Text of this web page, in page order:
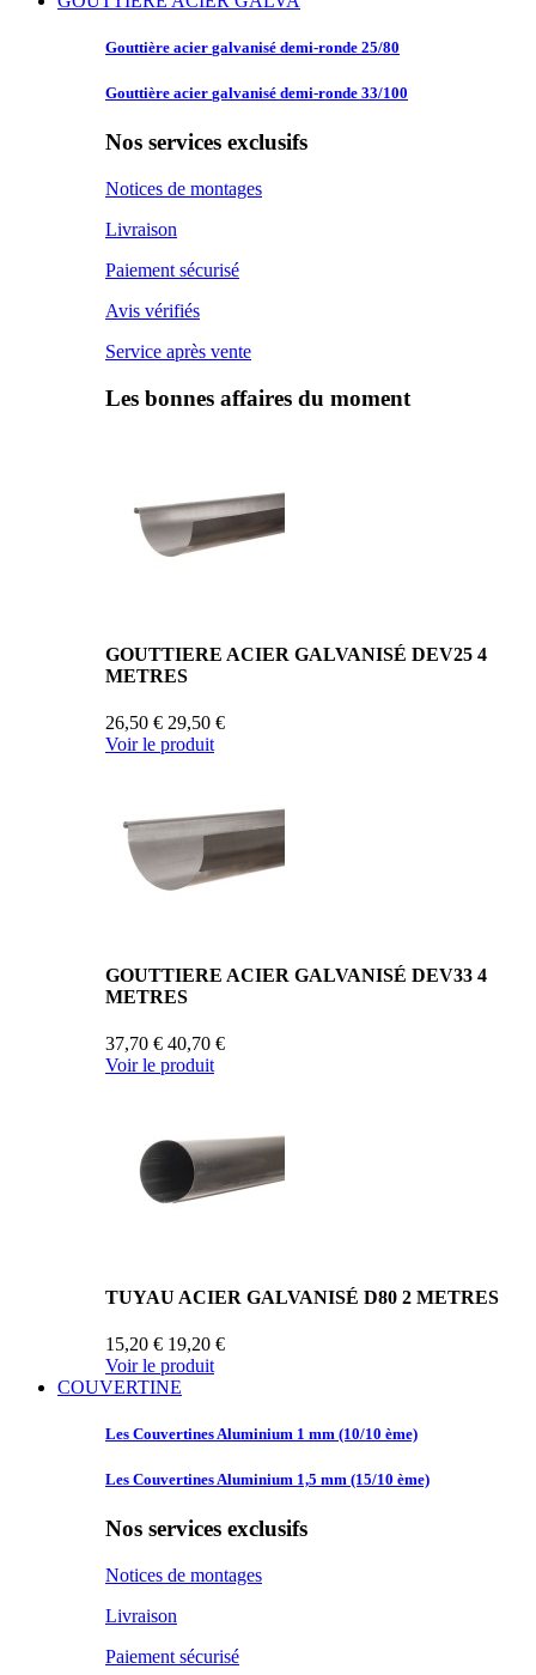
Gouttière acier galvanisé demi-ronde 25/80
Gouttière acier galvanisé demi-ronde 33/100
Nos services exclusifs
Notices de montages
Livraison
Paiement sécurisé
Avis vérifiés
Service après vente
Les bonnes affaires du moment
GOUTTIERE ACIER GALVANISÉ DEV25 4
METRES
26,50 € 29,50 €
Voir le produit
GOUTTIERE ACIER GALVANISÉ DEV33 4
METRES
37,70 € 40,70 €
Voir le produit
TUYAU ACIER GALVANISÉ D80 2 METRES
15,20 € 19,20 €
Voir le produit
COUVERTINE
Les CouvertinesAluminium 1 mm (10/10 ème)
Les CouvertinesAluminium 1,5 mm (15/10 ème)
Nos services exclusifs
Notices de montages
Livraison
Paiement sécurisé